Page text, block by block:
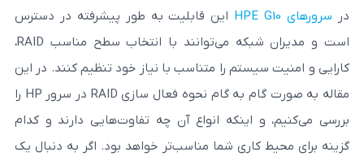
این قابلیت به‌ طور پیشرفته در دسترس
است و مدیران شبکه می‌توانند با انتخاب سطح مناسب RAID،
را متناسب با نیاز خود تنظیم کنند. در این
‌به ‌گامنحوه فعال سازی RAID در سرور HP
را
اینکه انواع آن چه تفاوت‌هایی دارند و کدام
شما مناسب‌تر خواهد بود. اگر به دنبال یک